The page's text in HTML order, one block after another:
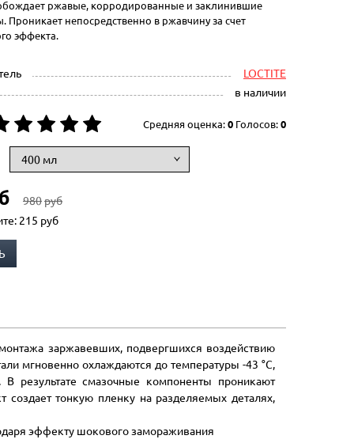
ржавые, корродированные и заклинившие
Проникает непосредственно в ржавчину за счет
эффекта.
LOCTITE
в наличии
Средняя оценка:0 Голосов:0
980руб
215 руб
заржавевших, подвергшихся воздействию
мгновенно охлаждаются до температуры -43 °C,
результате смазочные компоненты проникают
создает тонкую пленку на разделяемых деталях,
эффекту шокового замораживания